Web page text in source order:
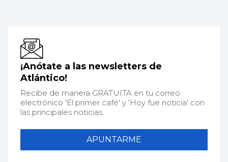
¡Anótate a las newsletters de
Atlántico!
Recibe de manera GRATUITA en tu correo
electrónico 'El primer café' y 'Hoy fue noticia' con
las principales noticias.
APUNTARME